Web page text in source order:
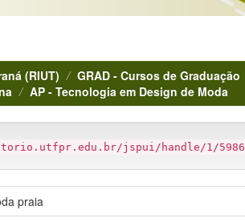
(RIUT)
GRAD - Cursos de Graduação
AP - Tecnologia em Design de Moda
jspui/handle/1/5986
praia